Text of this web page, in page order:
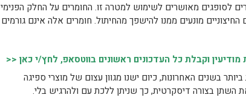
לסופגים מאושרים לשימוש למטרה זו. החומרים על החלק הפנימי
מונעים ממנו להישפך מהחיתול. חומרים אלה אינם גורמים
וקבלת כל העדכונים ראשונים בווטסאפ, לחץ/י כאן <<
בשנים האחרונות, כיום ישנו מגוון עצום של מוצרי ספיגה
בצורה דיסקרטית, כך שניתן ללכת עם ולהרגיש בלי.